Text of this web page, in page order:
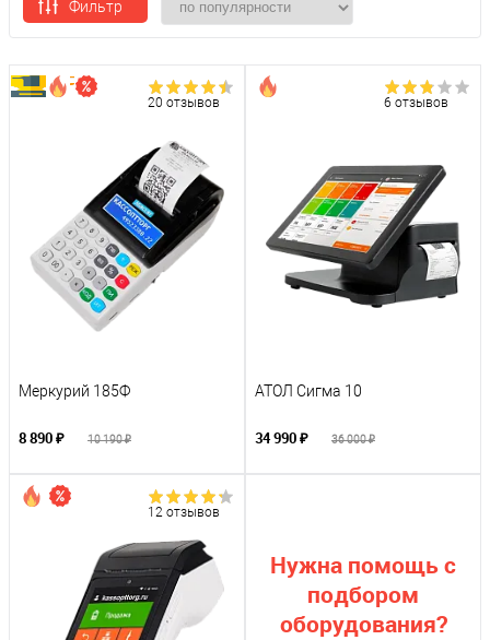
Фильтр
20 отзывов
Меркурий 185Ф
8 890 ₽ 10 190 ₽
6 отзывов
АТОЛ Сигма 10
34 990 ₽ 36 000 ₽
12 отзывов
Нужна помощь с
подбором
оборудования?